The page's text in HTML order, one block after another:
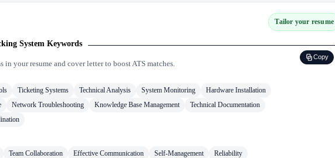
Tailor your resume
System Keywords
Copy
in your resume and cover letter to boost ATS matches.
Ticketing Systems Technical Analysis System Monitoring
Hardware Installation
Network Troubleshooting Knowledge Base Management
Technical Documentation
Team Collaboration Effective Communication Self-Management Reliability